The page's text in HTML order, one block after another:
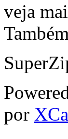
veja
por